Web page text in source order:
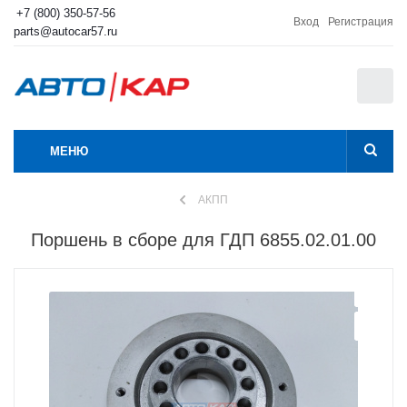
+7 (800) 350-57-56
parts@autocar57.ru
Вход Регистрация
МЕНЮ
АКПП
Поршень в сборе для ГДП 6855.02.01.00